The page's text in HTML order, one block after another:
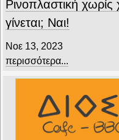
Ρινοπλαστική χωρίς
γίνεται; Ναι!
Νοε 13, 2023
περισσότερα...